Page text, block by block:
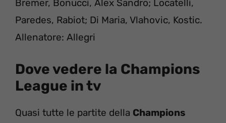
Bremer, Bonucci, Alex Sandro; Locatelli,
Paredes, Rabiot; Di Maria, Vlahovic, Kostic.
Allenatore: Allegri
Dove vedere la Champions
League in tv
Quasi tutte le partite della Champions